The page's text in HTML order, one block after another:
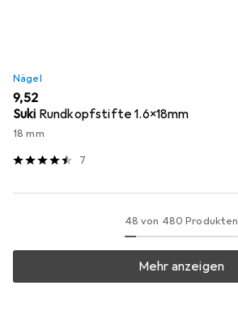
Nägel
EUR
9,52
Suki Rundkopfstifte 1.6x18mm
18 mm
7
48 von 480 Produkten
Mehr anzeigen